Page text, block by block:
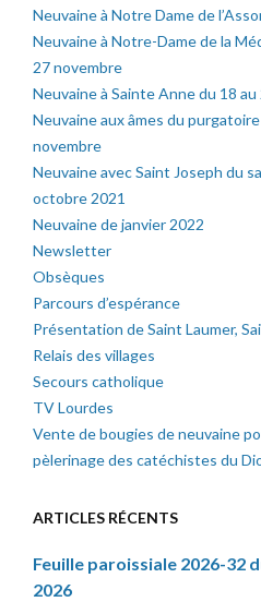
Neuvaine à Notre Dame de
Neuvaine à Notre-Dame de la
27 novembre
Neuvaine à Sainte Anne du 18
Neuvaine aux âmes du
novembre
Neuvaine avec Saint Joseph du
octobre 2021
Neuvaine de janvier 2022
Newsletter
Obsèques
Parcours d’espérance
Présentation de Saint Laumer,
Relais des villages
Secours catholique
TV Lourdes
Vente de bougies de neuvaine
pèlerinage des catéchistes du
ARTICLES RÉCENTS
Feuille paroissiale 2026-32
2026